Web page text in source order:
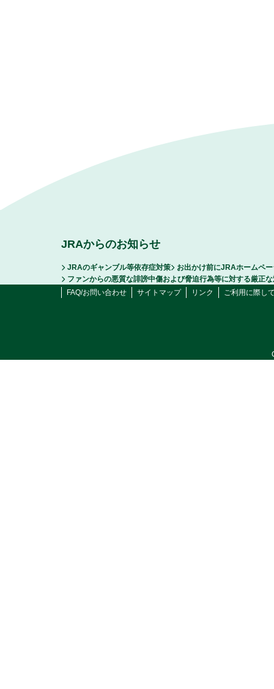
JRAからのお知らせ
JRAのギャンブル等依存症対策
お出かけ前にJRAホームペ
ファンからの悪質な誹謗中傷および脅迫行為等に対する厳正
FAQ/お問い合わせ
サイトマップ リンク ご利用に際し